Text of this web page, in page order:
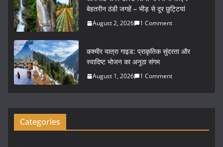
k
बेहतरीन ठंडी जगहें – भीड़ से दूर छुट्टियां
August 2, 2026 1 Comment
कश्मीर यात्रा गाइड: प्राकृतिक सुंदरता और
स्वादिष्ट भोजन का अनूठा संगम
August 1, 2026 1 Comment
Categories